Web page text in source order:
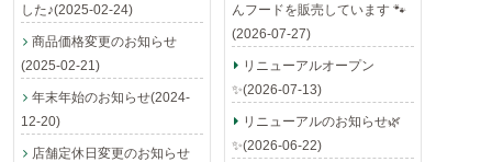
した♪(2025-02-24)
商品価格変更のお知らせ
(2025-02-21)
年末年始のお知らせ(2024-
12-20)
店舗定休日変更のお知らせ
んフードを販売しています 🐾
(2026-07-27)
リニューアルオープン
✨(2026-07-13)
リニューアルのお知らせ🌿
✨(2026-06-22)